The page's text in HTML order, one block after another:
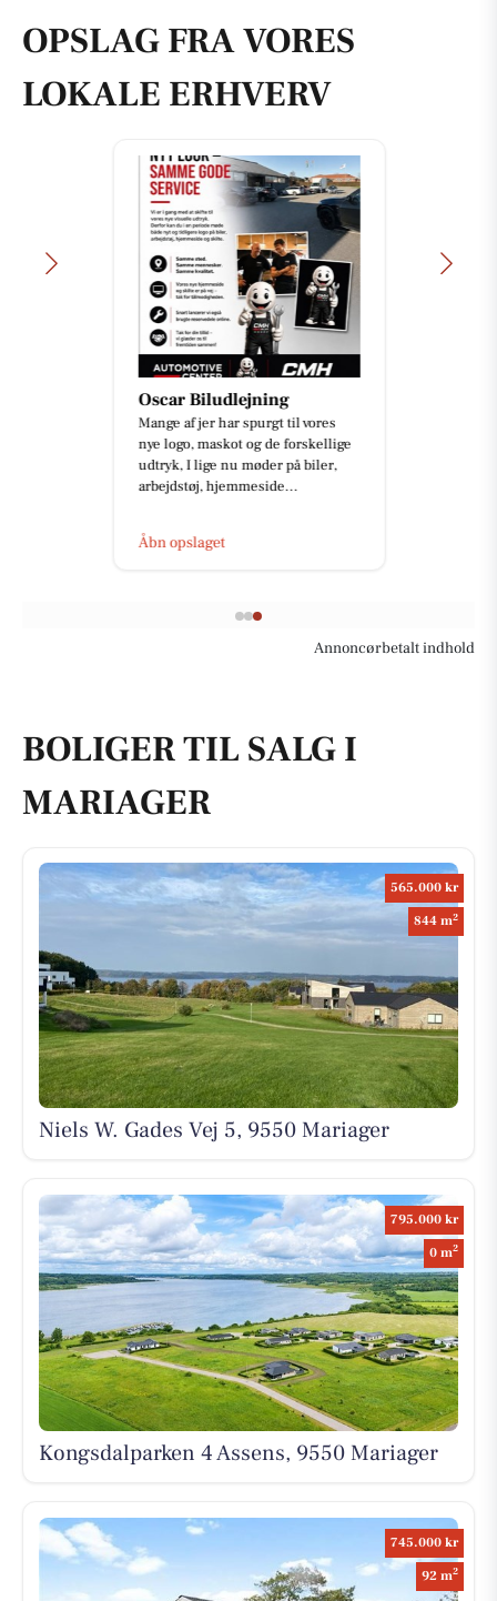
OPSLAG FRA VORES
LOKALE ERHVERV
Oscar Biludlejning
Mange af jer har spurgt til vores
nye logo, maskot og de forskellige
udtryk, I lige nu møder på biler,
arbejdstøj, hjemmeside...
Åbn opslaget
Annoncørbetalt indhold
BOLIGER TIL SALG I
MARIAGER
565.000 kr
844 m2
Niels W. Gades Vej 5, 9550 Mariager
795.000 kr
0 m2
Kongsdalparken 4 Assens, 9550 Mariager
745.000 kr
92 m2